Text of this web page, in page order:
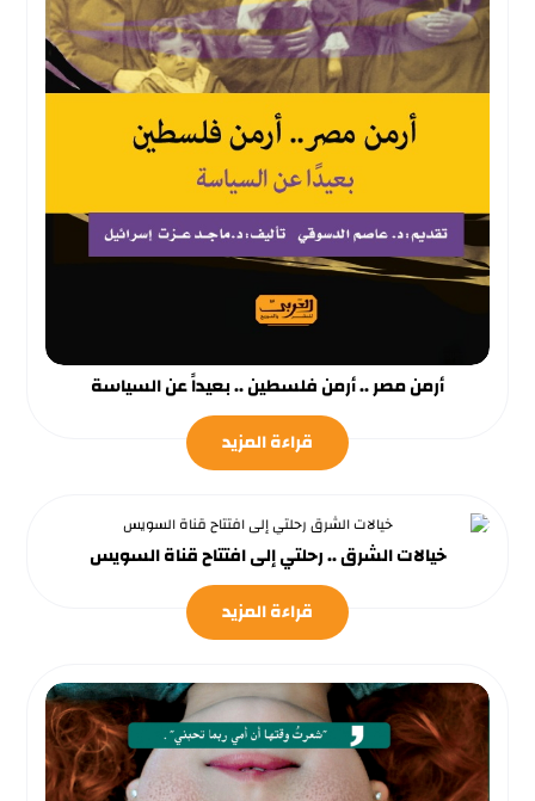
أرمن مصر .. أرمن فلسطين .. بعيداً عن السياسة
قراءة المزيد
خيالات الشرق .. رحلتي إلى افتتاح قناة السويس
قراءة المزيد